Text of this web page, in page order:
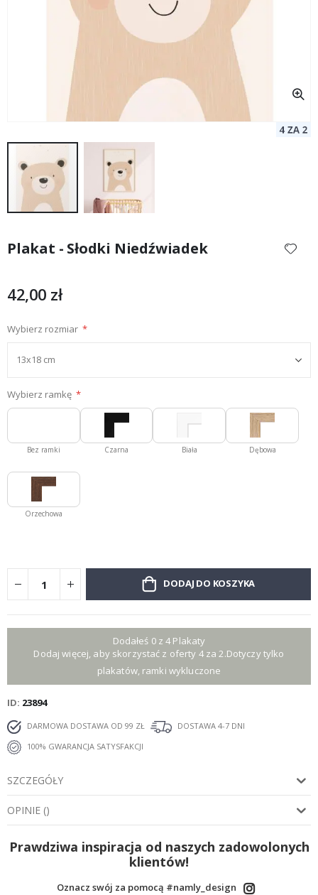
początek
Plakat - Słodki Niedźwiadek
42,00 zł
Wybierz rozmiar
Wybierz ramkę
Bez ramki Czarna Biała Dębowa
Orzechowa
DODAJ DO KOSZYKA
Dodałeś 0 z 4 Plakaty
Dodaj więcej, aby skorzystać z oferty 4 za 2.Dotyczy tylko
plakatów, ramki wykluczone
ID 23894
DARMOWA DOSTAWA OD 99 ZŁ
DOSTAWA 4-7 DNI
100% GWARANCJA SATYSFAKCJI
SZCZEGÓŁY
OPINIE ()
Prawdziwa inspiracja od naszych zadowolonych
klientów!
Oznacz swój za pomocą #namly_design